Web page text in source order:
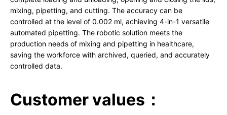
mixing, pipetting, and cutting. The accuracy can be
controlled at the level of 0.002 ml, achieving 4-in-1 versatile
automated pipetting. The robotic solution meets the
production needs of mixing and pipetting in healthcare,
saving the workforce with archived, queried, and accurately
controlled data.
Customer values：